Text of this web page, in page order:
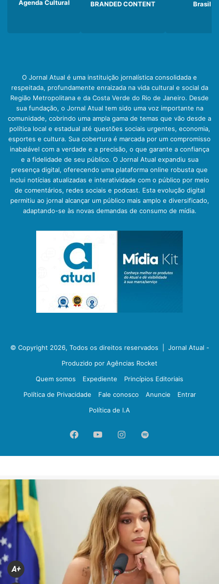
Agenda Cultural BRANDED CONTENT Brasil
O Jornal Atual é uma instituição jornalística consolidada e
respeitada, profundamente enraizada na vida cultural e social da
Região Metropolitana e da Costa Verde do Rio de Janeiro. Desde
sua fundação, o Jornal Atual tem sido uma voz importante na
comunidade, cobrindo uma ampla gama de temas que vão desde a
política local e estadual até questões sociais urgentes, economia,
esportes e cultura. Sua cobertura é marcada por um compromisso
inabalável com a verdade e a precisão, o que garante a confiança
e a fidelidade de seu público. O Jornal Atual expandiu sua
presença digital, oferecendo uma plataforma online robusta que
inclui notícias atualizadas e interatividade com o público por meio
de comentários, redes sociais e podcast. Esta evolução digital
permitiu ao jornal alcançar um público mais amplo e diversificado,
adaptando-se às novas demandas de consumo de mídia.
© Copyright 2026, Todos os direitos reservados | Jornal Atual -
Produzido por Agências Rocket
Quem somos
Expediente
Princípios Editoriais
Política de Privacidade
Fale conosco Anuncie
Entrar
Política de I.A
FacebookYouTubeInstagram
Spotify
A+